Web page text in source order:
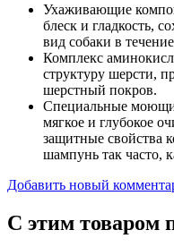
Ухаживающие
блеск и гладкость,
вид собаки в
Комплекс
структуру шерсти,
шерстный покров.
Специальные
мягкое и глубокое
защитные свойства
шампунь так часто,
Добавить новый
С этим товаром